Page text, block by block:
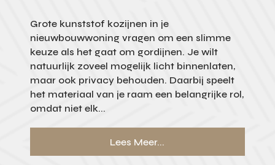
Grote kunststof kozijnen in je
nieuwbouwwoning vragen om een slimme
keuze als het gaat om gordijnen. Je wilt
natuurlijk zoveel mogelijk licht binnenlaten,
maar ook privacy behouden. Daarbij speelt
het materiaal van je raam een belangrijke rol,
omdat niet elk...
Lees Meer...